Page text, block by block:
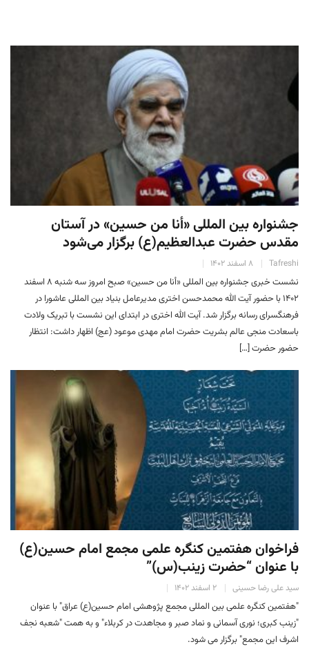
جشنواره بین المللی «أنا من حسین» در آستان
مقدس حضرت عبدالعظیم(ع) برگزار می‌شود
Tafreshi ۸ اسفند ۱۴۰۲
نشست خبری جشنواره بین المللی «أنا من حسین» صبح امروز سه شنبه ۸ اسفند
۱۴۰۲ با حضور آیت الله محمدحسن اختری مدیرعامل بنیاد بین المللی عاشورا در
فرهنگسرای رسانه برگزار شد. آیت الله اختری در ابتدای این نشست با تبریک ولادت
باسعادت منجی عالم بشریت حضرت امام مهدی موعود (عج) اظهار داشت: انتظار
حضور حضرت […]
فراخوان هفتمین کنگره علمی مجمع امام حسین(ع)
با عنوان “حضرت زینب(س)”
سید علی رضا حسینی ۲ اسفند ۱۴۰۲
"هفتمین کنگره علمی بین المللی مجمع پژوهشی امام حسین(ع) عراق" با عنوان
"زينب كبرى؛ نوری آسمانی و نماد صبر و مجاهدت در كربلاء" و به همت "شعبه نجف
اشرف این مجمع" برگزار می شود.